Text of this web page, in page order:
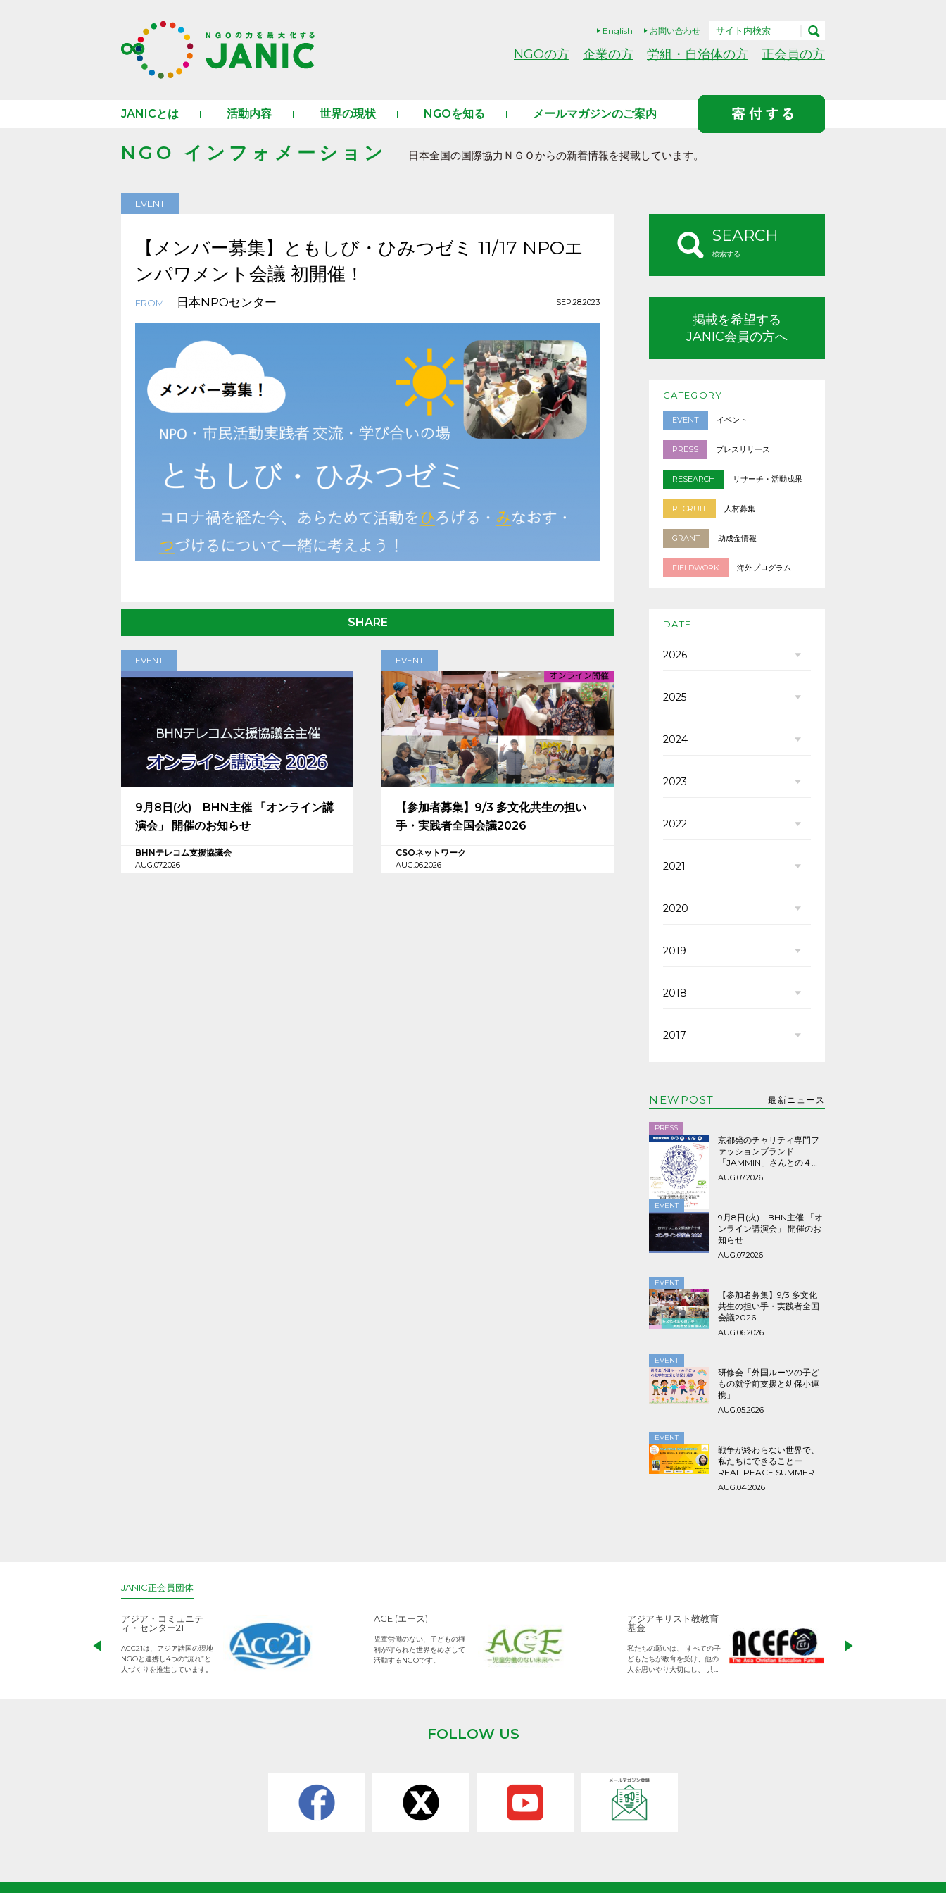
English お問い合わせ
NGOの方 企業の方 労組・自治体の方 正会員の方
JANICとは 活動内容 世界の現状 NGOを知る メールマガジンのご案内
NGO インフォメーション 日本全国の国際協力ＮＧＯからの新着情報を掲載しています。
EVENT
【メンバー募集】ともしび・ひみつゼミ 11/17 NPOエ
ンパワメント会議 初開催！
FROM 日本NPOセンター SEP.28.2023
SHARE
EVENT
9月8日(火) BHN主催 「オンライン講
演会」 開催のお知らせ
BHNテレコム支援協議会
AUG.07.2026
EVENT
【参加者募集】9/3 多文化共生の担い
手・実践者全国会議2026
CSOネットワーク
AUG.06.2026
SEARCH
検索する
掲載を希望する
JANIC会員の方へ
CATEGORY
EVENT イベント
PRESS プレスリリース
RESEARCH リサーチ・活動成果
RECRUIT 人材募集
GRANT 助成金情報
FIELDWORK 海外プログラム
DATE
2026
2025
2024
2023
2022
2021
2020
2019
2018
2017
NEWPOST 最新ニュース
PRESS
京都発のチャリティ専門フ
ァッションブランド
「JAMMIN」さんとの４年
ぶり３回目のコラボTシャツ
AUG.07.2026
EVENT
9月8日(火) BHN主催 「オ
ンライン講演会」 開催のお
知らせ
AUG.07.2026
EVENT
【参加者募集】9/3 多文化
共生の担い手・実践者全国
会議2026
AUG.06.2026
EVENT
研修会「外国ルーツの子ど
もの就学前支援と幼保小連
携」
AUG.05.2026
EVENT
戦争が終わらない世界で、
私たちにできることー
REAL PEACE SUMMER
2026
AUG.04.2026
JANIC正会員団体
アジア・コミュニテ
ィ・センター21
ACC21は、アジア諸国の現地
NGOと連携し4つの“流れ”と
人づくりを推進しています。
ACE (エース)
児童労働のない、子どもの権
利が守られた世界をめざして
活動するNGOです。
アジアキリスト教教育
基金
私たちの願いは、 すべての子
どもたちが教育を受け、他の
人を思いやり大切にし、 共に
FOLLOW US